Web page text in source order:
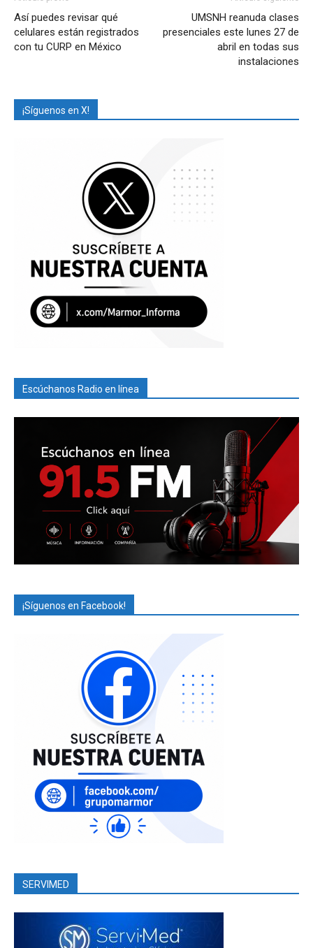
Así puedes revisar qué
celulares están registrados
con tu CURP en México
UMSNH reanuda clases
presenciales este lunes 27 de
abril en todas sus
instalaciones
¡Síguenos en X!
Escúchanos Radio en línea
¡Síguenos en Facebook!
SERVIMED